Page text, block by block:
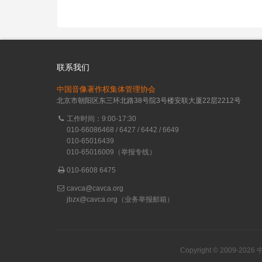
联系我们
中国音像著作权集体管理协会
北京市朝阳区东三环北路38号院3号楼安联大厦22层2212号
工作时间：9:00-17:30
010-66086468 / 6427 / 6442 / 6649
010-65016439
010-65016009（举报专线）
010-6608 6475
cavca@cavca.org
jbzx@cavca.org （业务举报邮箱）
Copyright © 2009-2026